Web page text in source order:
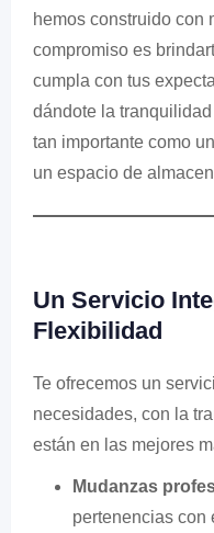
hemos construido con
compromiso es
cumpla con tus
dándote la
tan importante como
un espacio de
Un Servicio
Flexibilidad
Te ofrecemos un
necesidades, con la
están en las mejores
Mudanzas
pertenencias con